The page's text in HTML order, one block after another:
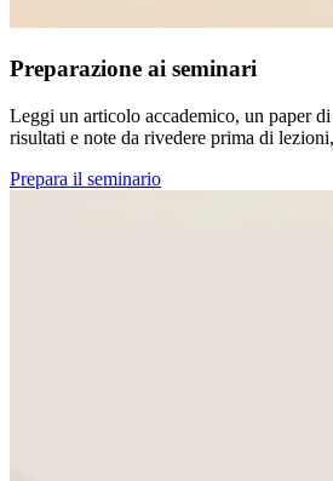
Preparazione ai seminari
Leggi un articolo accademico, un paper
risultati e note da rivedere prima di
Prepara il seminario